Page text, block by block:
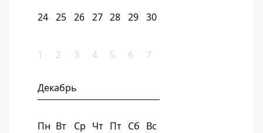
24 25 26 27 28 29 30
1 2 3 4 5 6 7
Декабрь
Пн Вт Ср Чт Пт Сб Вс